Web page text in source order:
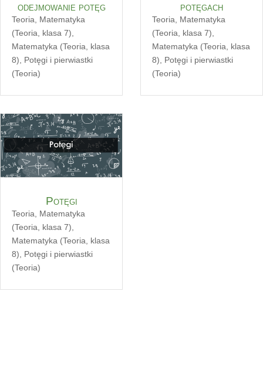
odejmowanie potęg
Teoria
Matematyka
(Teoria, klasa 7)
Matematyka (Teoria, klasa
8)
Potęgi i pierwiastki
(Teoria)
potęgach
Teoria
Matematyka
(Teoria, klasa 7)
Matematyka (Teoria, klasa
8)
Potęgi i pierwiastki
(Teoria)
Potęgi
Teoria, Matematyka
(Teoria, klasa 7),
Matematyka (Teoria, klasa
8), Potęgi i pierwiastki
(Teoria)